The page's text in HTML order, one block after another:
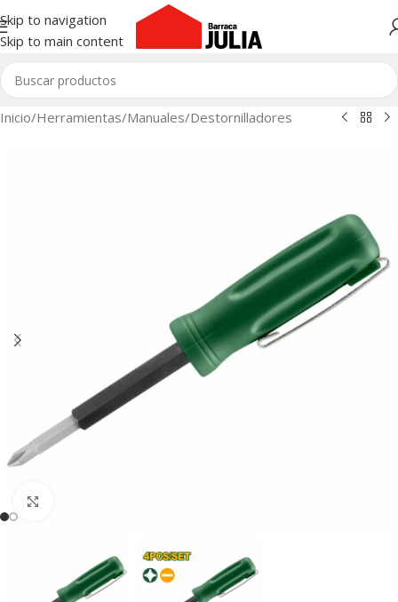
Skip to navigation
Skip to main content
Inicio/Herramientas/Manuales/Destornilladores